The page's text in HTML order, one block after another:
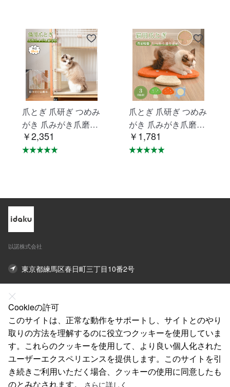
爪とぎ 爪研ぎ つめみ
がき 爪みがき爪磨き
猫用品ペット用品
【ベージュ】TX2858
￥2,351
爪とぎ 爪研ぎ つめみ
がき 爪みがき爪磨き
猫用品ペット用品
【オレンジ】TX2964
￥1,781
以諾株式会社
東京都練馬区春日町三丁目10番2号
Lishaoguang777@outlook.com
オンライン連絡先
私たちについて
法律声明
Cookieの許可
このサイトは、正常な動作をサポートし、サイトとのやり
取りの方法を理解するのに役立つクッキーを使用していま
す。これらのクッキーを使用して、より良い個人化された
ユーザーエクスペリエンスを提供します。このサイトを引
き続きご利用いただく場合、クッキーの使用に同意したも
のとみなされます。
さらに詳しく